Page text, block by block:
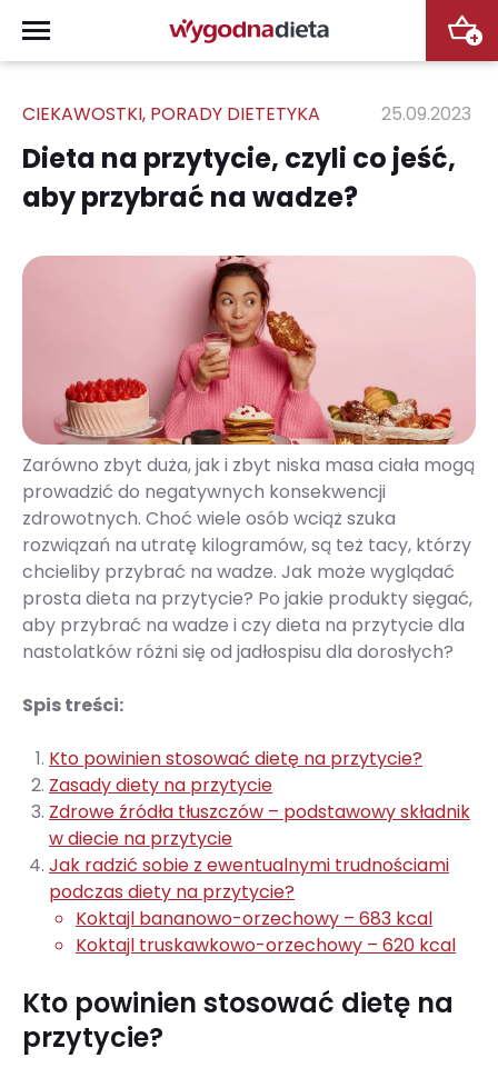
+
CIEKAWOSTKI, PORADY DIETETYKA 25.09.2023
Dieta na przytycie, czyli co jeść,
aby przybrać na wadze?
Zarówno zbyt duża, jak i zbyt niska masa ciała mogą
prowadzić do negatywnych konsekwencji
zdrowotnych. Choć wiele osób wciąż szuka
rozwiązań na utratę kilogramów, są też tacy, którzy
chcieliby przybrać na wadze. Jak może wyglądać
prosta dieta na przytycie? Po jakie produkty sięgać,
aby przybrać na wadze i czy dieta na przytycie dla
nastolatków różni się od jadłospisu dla dorosłych?
Spis treści:
Kto powinien stosować dietę na przytycie?
Zasady diety na przytycie
Zdrowe źródła tłuszczów – podstawowy składnik
w diecie na przytycie
Jak radzić sobie z ewentualnymi trudnościami
podczas diety na przytycie?
Koktajl bananowo-orzechowy – 683 kcal
Koktajl truskawkowo-orzechowy – 620 kcal
Kto powinien stosować dietę na
przytycie?